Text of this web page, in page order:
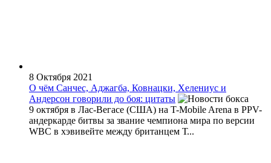
8 Октября 2021
О чём Санчес, Аджагба, Ковнацки, Хелениус и
Андерсон говорили до боя: цитаты
9 октября в Лас-Вегасе (США) на T-Mobile Arena в PPV-
андеркарде битвы за звание чемпиона мира по версии
WBC в хэвивейте между британцем Т...